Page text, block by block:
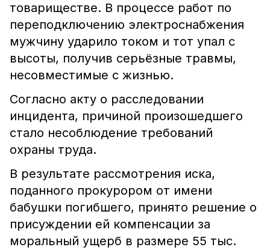
товариществе. В процессе работ по
переподключению электроснабжения
мужчину ударило током и тот упал с
высоты, получив серьёзные травмы,
несовместимые с жизнью.
Согласно акту о расследовании
инцидента, причиной произошедшего
стало несоблюдение требований
охраны труда.
В результате рассмотрения иска,
поданного прокурором от имени
бабушки погибшего, принято решение о
присуждении ей компенсации за
моральный ущерб в размере 55 тыс.